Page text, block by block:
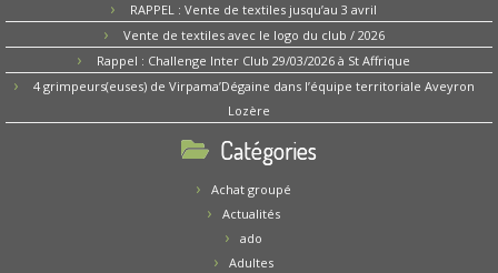
RAPPEL : Vente de textiles jusqu’au 3 avril
Vente de textiles avec le logo du club / 2026
Rappel : Challenge Inter Club 29/03/2026 à St Affrique
4 grimpeurs(euses) de Virpama’Dégaine dans l’équipe territoriale Aveyron
Lozère
Catégories
Achat groupé
Actualités
ado
Adultes